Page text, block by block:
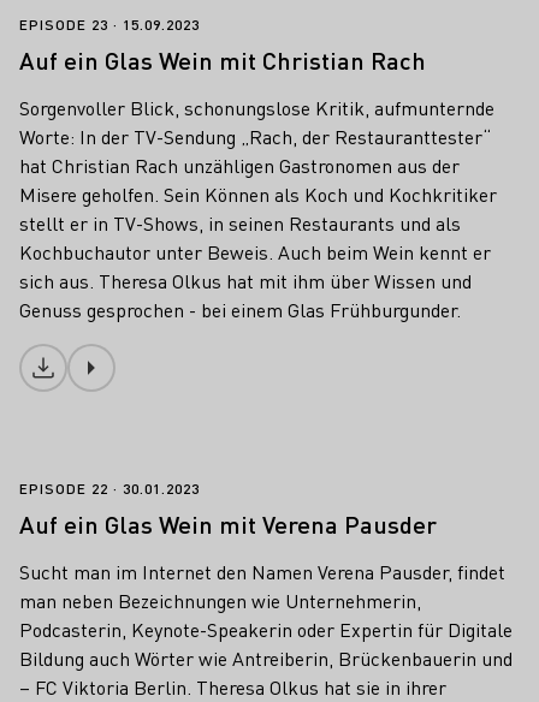
Auf ein Glas Wein mit Christian Rach
EPISODE 23 15.09.2023
Auf ein Glas Wein mit Christian Rach
Sorgenvoller Blick, schonungslose Kritik, aufmunternde
Worte: In der TV-Sendung „Rach, der Restauranttester“
hat Christian Rach unzähligen Gastronomen aus der
Misere geholfen. Sein Können als Koch und Kochkritiker
stellt er in TV-Shows, in seinen Restaurants und als
Kochbuchautor unter Beweis. Auch beim Wein kennt er
sich aus. Theresa Olkus hat mit ihm über Wissen und
Genuss gesprochen - bei einem Glas Frühburgunder.
Download
Auf ein Glas Wein mit Verena Pausder
EPISODE 22 30.01.2023
Auf ein Glas Wein mit Verena Pausder
Sucht man im Internet den Namen Verena Pausder, findet
man neben Bezeichnungen wie Unternehmerin,
Podcasterin, Keynote-Speakerin oder Expertin für Digitale
Bildung auch Wörter wie Antreiberin, Brückenbauerin und
– FC Viktoria Berlin. Theresa Olkus hat sie in ihrer